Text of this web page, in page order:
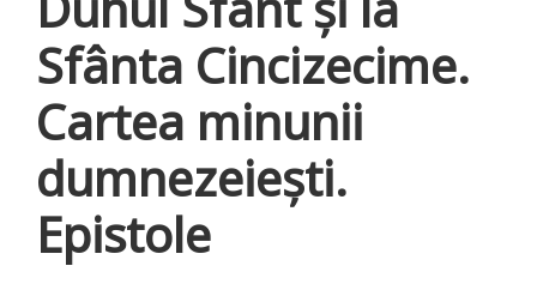
Sfânta Cincizecime.
Cartea minunii
dumnezeiești.
Epistole